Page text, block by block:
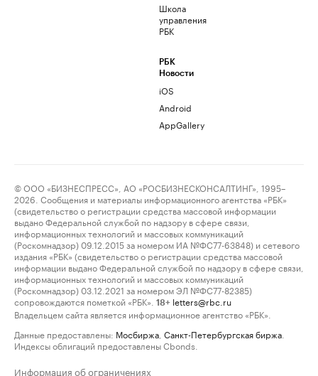
Школа
управления
РБК
РБК
Новости
iOS
Android
AppGallery
© ООО «БИЗНЕСПРЕСС», АО «РОСБИЗНЕСКОНСАЛТИНГ», 1995–
2026. Сообщения и материалы информационного агентства «РБК»
(свидетельство о регистрации средства массовой информации
выдано Федеральной службой по надзору в сфере связи,
информационных технологий и массовых коммуникаций
(Роскомнадзор) 09.12.2015 за номером ИА №ФС77-63848) и сетевого
издания «РБК» (свидетельство о регистрации средства массовой
информации выдано Федеральной службой по надзору в сфере связи,
информационных технологий и массовых коммуникаций
(Роскомнадзор) 03.12.2021 за номером ЭЛ №ФС77-82385)
сопровождаются пометкой «РБК».
18+ letters@rbc.ru
Владельцем сайта является информационное агентство «РБК».
Данные предоставлены: Мосбиржа Санкт-Петербургская биржа
Индексы облигаций предоставлены Cbonds.
Информация об ограничениях